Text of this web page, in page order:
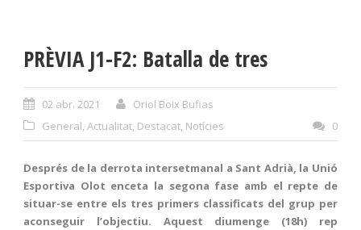
PRÈVIA J1-F2: Batalla de tres
02 abr. 2021
Oriol Boix Bufias
General, Actualitat, Destacat, Notícies 0
Després de la derrota intersetmanal a Sant Adrià, la Unió
Esportiva Olot enceta la segona fase amb el repte de
situar-se entre els tres primers classificats del grup per
aconseguir l’objectiu. Aquest diumenge (18h) rep